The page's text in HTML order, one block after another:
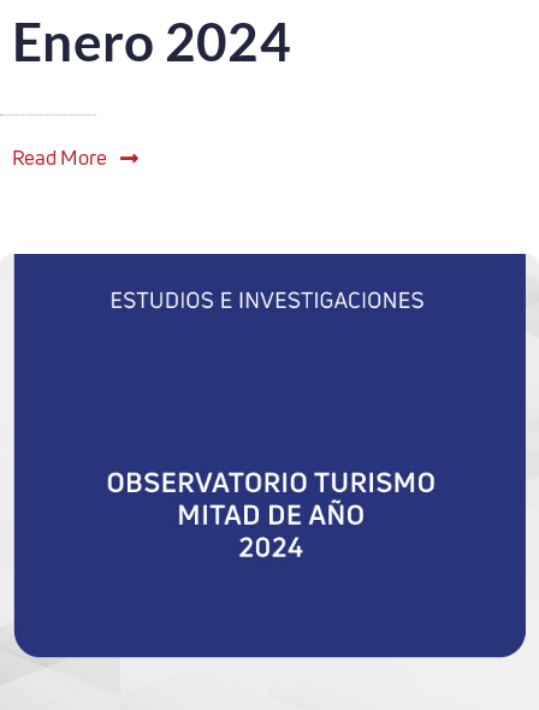
Enero 2024
Read More